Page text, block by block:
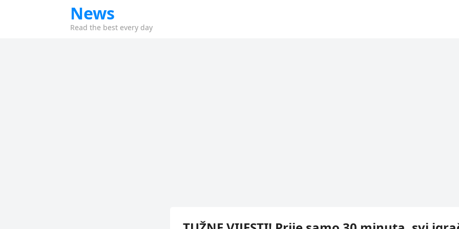
News
Read the best every day